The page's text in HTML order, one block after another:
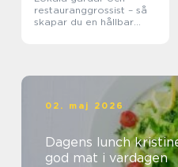
restauranggrossist – så
skapar du en hållbar
02. maj 2026
Dagens lunch kristinehamn
god mat i vardagen